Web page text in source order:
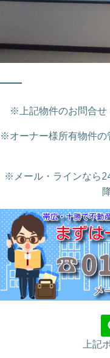
※上記物件のお問合せ
※オーナー様所有物件の
※メール・ラインなら
上記